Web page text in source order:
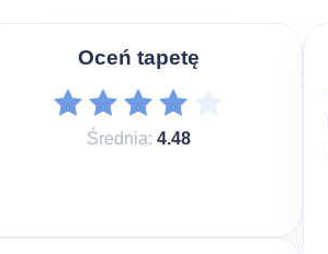
Oceń tapetę
Średnia: 4.48